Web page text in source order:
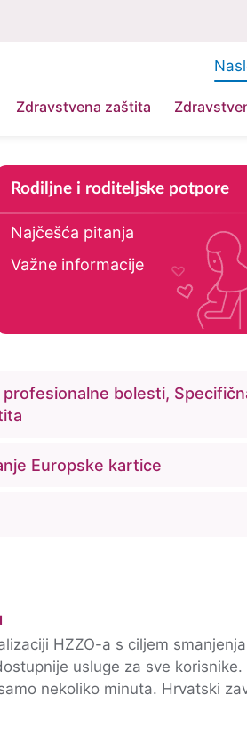
Zdravstvena zaštita
Rodiljne i roditeljske potpore
Najčešća pitanja
Važne informacije
profesionalne bolesti,
Europske kartice
HZZO-a s ciljem smanjenja
usluge za sve korisnike.
minuta. Hrvatski zavod